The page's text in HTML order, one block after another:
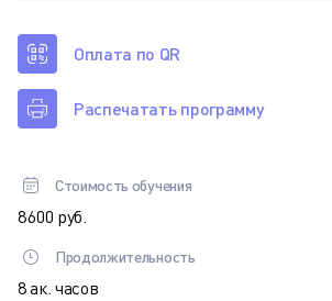
Оплата по QR
Распечатать программу
Стоимость обучения
8 600 руб.
Продолжительность
8 ак. часов